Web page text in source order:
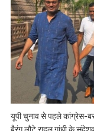
यूपी चुनाव से पहले कांग्रेस-